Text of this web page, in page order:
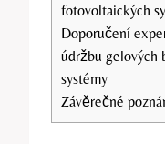
fotovoltaických
Doporučení
údržbu gelových
systémy
Závěrečné